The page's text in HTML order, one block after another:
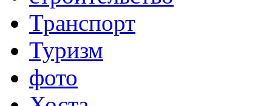
Транспорт
Туризм
фото